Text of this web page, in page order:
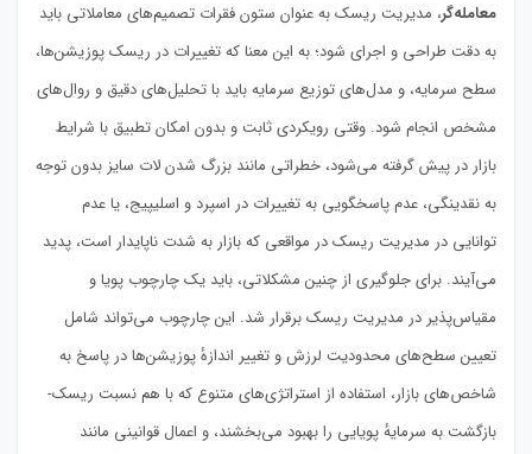
معامله‌گر، مدیریت ریسک به عنوان ستون فقرات تصمیم‌های معاملاتی باید
به دقت طراحی و اجرای شود؛ به این معنا که تغییرات در ریسک پوزیشن‌ها،
سطح سرمایه، و مدل‌های توزیع سرمایه باید با تحلیل‌های دقیق و روال‌های
مشخص انجام شود. وقتی رویکردی ثابت و بدون امکان تطبیق با شرایط
بازار در پیش گرفته می‌شود، خطراتی مانند بزرگ شدن لات سایز بدون توجه
به نقدینگی، عدم پاسخگویی به تغییرات در اسپرد و اسلیپیج، یا عدم
توانایی در مدیریت ریسک در مواقعی که بازار به شدت ناپایدار است، پدید
می‌آیند. برای جلوگیری از چنین مشکلاتی، باید یک چارچوب پویا و
مقیاس‌پذیر در مدیریت ریسک برقرار شد. این چارچوب می‌تواند شامل
تعیین سطح‌های محدودیت لرزش و تغییر اندازهٔ پوزیشن‌ها در پاسخ به
شاخص‌های بازار، استفاده از استراتژی‌های متنوع که با هم نسبت ریسک-
بازگشت به سرمایهٔ پویایی را بهبود می‌بخشند، و اعمال قوانینی مانند